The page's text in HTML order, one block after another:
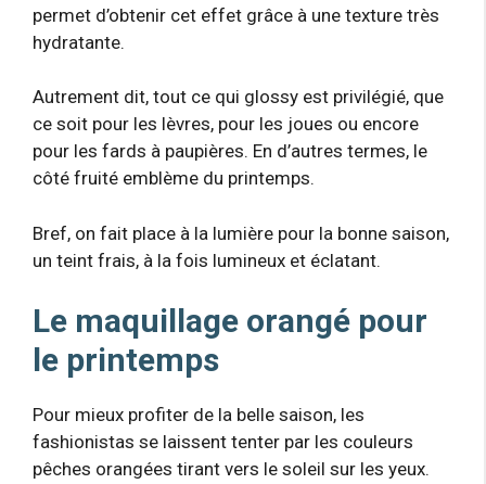
permet d’obtenir cet effet grâce à une texture très
hydratante.
Autrement dit, tout ce qui glossy est privilégié, que
ce soit pour les lèvres, pour les joues ou encore
pour les fards à paupières. En d’autres termes, le
côté fruité emblème du printemps.
Bref, on fait place à la lumière pour la bonne saison,
un teint frais, à la fois lumineux et éclatant.
Le maquillage orangé pour
le printemps
Pour mieux profiter de la belle saison, les
fashionistas se laissent tenter par les couleurs
pêches orangées tirant vers le soleil sur les yeux.